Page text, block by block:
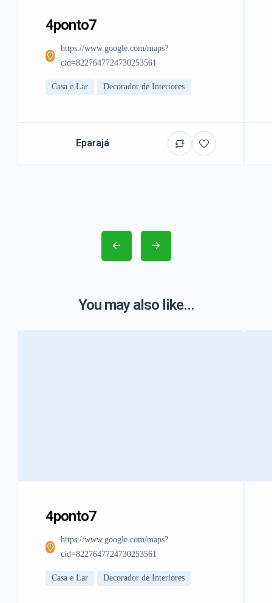
4ponto7
https://www.google.com/maps?
cid=8227647724730253561
Casa e Lar Decorador de Interiores
Eparajá
You may also like...
4ponto7
https://www.google.com/maps?
cid=8227647724730253561
Casa e Lar Decorador de Interiores